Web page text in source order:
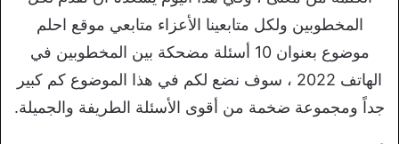
المخطوبين ولكل متابعينا الأعزاء متابعي موقع احلم
موضوع بعنوان 10 أسئلة مضحكة بين المخطوبين في
الهاتف 2022 ، سوف نضع لكم في هذا الموضوع كم كبير
جداً ومجموعة ضخمة من أقوى الأسئلة الطريفة والجميلة.